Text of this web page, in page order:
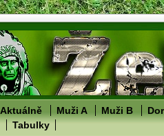
Aktuálně Muži A Muži B
Tabulky